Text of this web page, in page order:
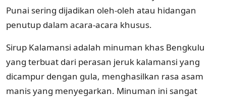
Punai sering dijadikan oleh-oleh atau hidangan
penutup dalam acara-acara khusus.
Sirup Kalamansi adalah minuman khas Bengkulu
yang terbuat dari perasan jeruk kalamansi yang
dicampur dengan gula, menghasilkan rasa asam
manis yang menyegarkan. Minuman ini sangat